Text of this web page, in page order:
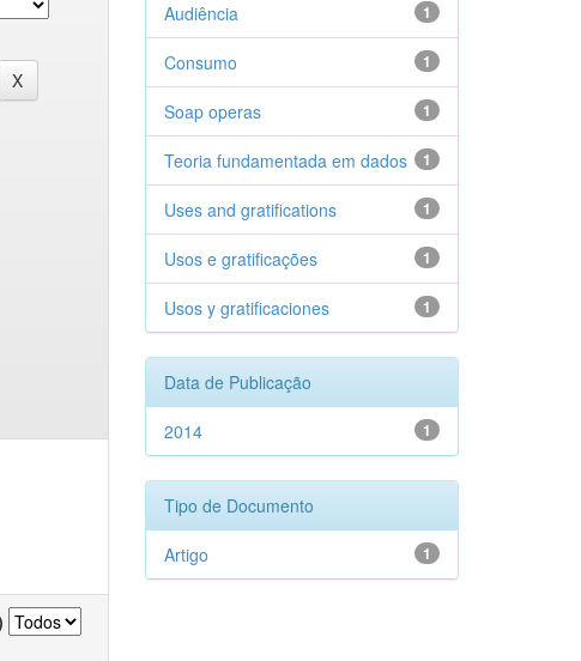
1
Audiência
1
Consumo
1
Soap operas
1
Teoria fundamentada em dados
1
Uses and gratifications
1
Usos e gratificações
1
Usos y gratificaciones
Data de Publicação
1
2014
Tipo de Documento
1
Artigo